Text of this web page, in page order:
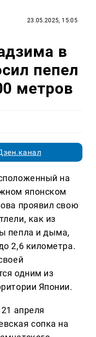
23.05.2025, 15:05
в
пепел
метров
на
японском
проявил свою
как из
пепла и дыма,
2,6 километра.
одним из
Японии.
апреля
сопка на